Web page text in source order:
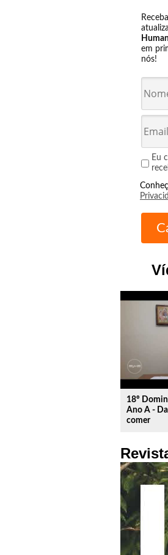
em
nós!
Eu
18º
Ano A -
comer